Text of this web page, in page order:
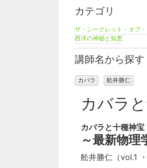
カテゴリ
ザ・シークレット・オブ
西洋の神秘と知恵
講師名から探す
カバラ 舩井勝仁
カバラ
カバラと十種神
～最新物理
舩井勝仁（vol.1